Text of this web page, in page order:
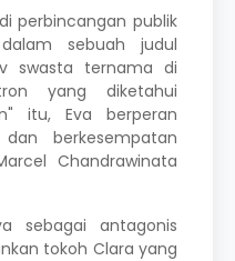
perbincangan publik
sebuah judul
swasta ternama di
yang diketahui
itu, Eva berperan
berkesempatan
Chandrawinata
sebagai antagonis
tokoh Clara yang